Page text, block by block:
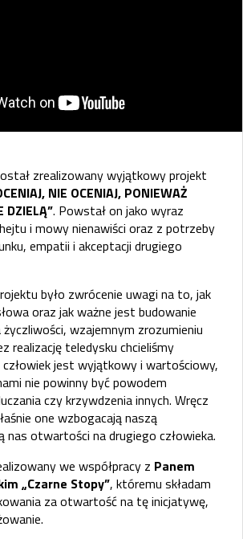
zrealizowany wyjątkowy projekt
NIE OCENIAJ, PONIEWAŻ
DZIELĄ”. Powstał on jako wyraz
i mowy nienawiści oraz z potrzeby
empatii i akceptacji drugiego
było zwrócenie uwagi na to, jak
oraz jak ważne jest budowanie
wzajemnym zrozumieniu
realizację teledysku chcieliśmy
człowiek jest wyjątkowy i wartościowy,
nie powinny być powodem
czy krzywdzenia innych. Wręcz
one wzbogacają naszą
nas otwartości na drugiego człowieka.
we współpracy z Panem
„Czarne Stopy”, któremu składam
za otwartość na tę inicjatywę,